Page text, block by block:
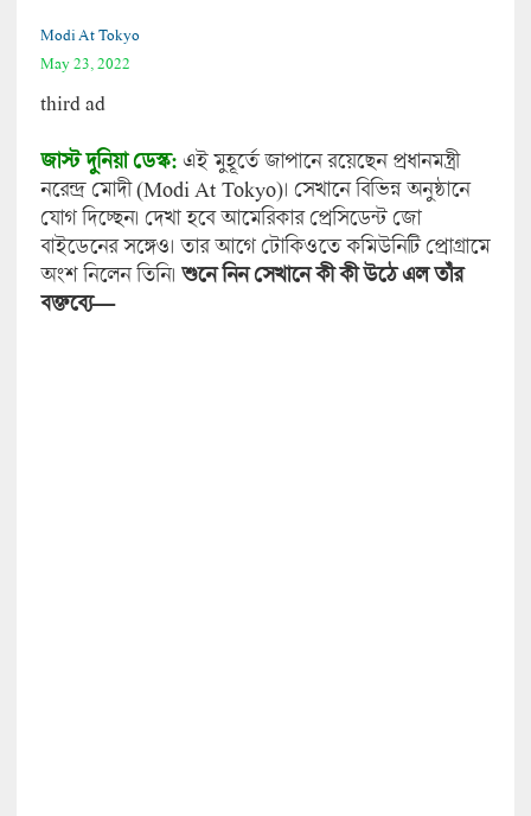
Modi At Tokyo
May 23, 2022
third ad
জাস্ট দুনিয়া ডেস্ক:এই মুহূর্তে জাপানে রয়েছেন প্রধানমন্ত্রী
নরেন্দ্র মোদী (Modi At Tokyo)। সেখানে বিভিন্ন অনুষ্ঠানে
যোগ দিচ্ছেন। দেখা হবে আমেরিকার প্রেসিডেন্ট জো
বাইডেনের সঙ্গেও। তার আগে টোকিওতে কমিউনিটি প্রোগ্রামে
অংশ নিলেন তিনি। শুনে নিন সেখানে কী কী উঠে এল তাঁর
বক্তব্যে—